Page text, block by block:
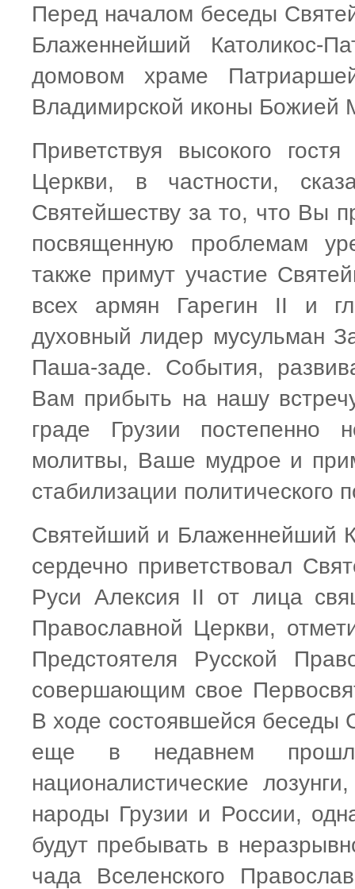
Перед началом беседы
Блаженнейший Католикос-
домовом храме
Владимирской иконы Божией
Приветствуя высокого
Церкви, в частности,
Святейшеству за то, что Вы
посвященную проблемам
также примут участие
всех армян Гарегин II и
духовный лидер мусульман
Паша-заде. События,
Вам прибыть на нашу
граде Грузии
молитвы, Ваше мудрое и
стабилизации политического
Святейший и Блаженнейший
сердечно приветствовал
Руси Алексия II от лица
Православной Церкви,
Предстоятеля Русской
совершающим свое
В ходе состоявшейся беседы
еще в недавнем
националистические
народы Грузии и России,
будут пребывать в
чада Вселенского